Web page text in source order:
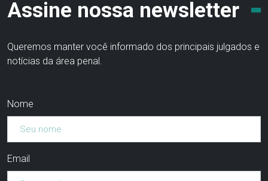
Assine nossa newsletter
Queremos manter você informado dos principais julgados e
notícias da área penal.
Nome
Email